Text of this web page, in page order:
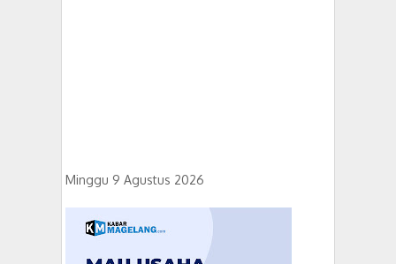
Minggu 9 Agustus 2026